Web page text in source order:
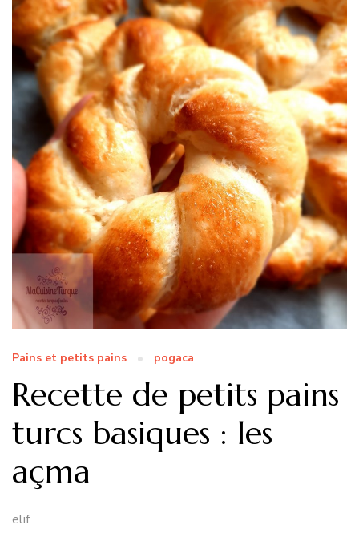
Pains et petits pains pogaca
Recette de petits pains
turcs basiques : les
açma
elif